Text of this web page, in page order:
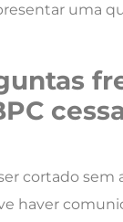
uma
cortado sem
haver